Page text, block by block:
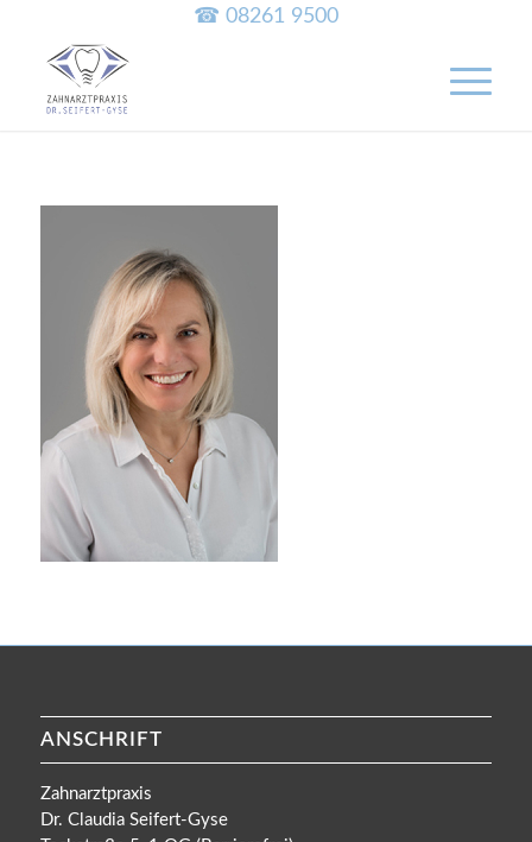
☎ 08261 9500
ANSCHRIFT
Zahnarztpraxis
Dr. Claudia Seifert-Gyse